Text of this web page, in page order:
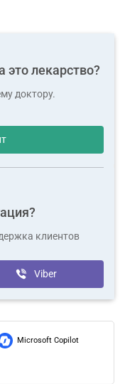
это лекарство?
доктору.
клиентов
Viber
Microsoft Copilot